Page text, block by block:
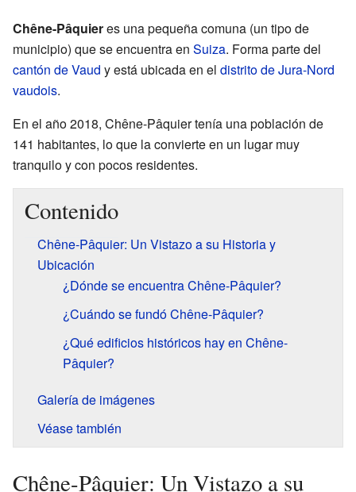
Chêne-Pâquieres una pequeña comuna (un tipo de
municipio) que se encuentra en Suiza. Forma parte del
cantón de Vaud y está ubicada en el distrito de Jura-Nord
vaudois.
En el año 2018, Chêne-Pâquier tenía una población de
141 habitantes, lo que la convierte en un lugar muy
tranquilo y con pocos residentes.
Contenido
Chêne-Pâquier: Un Vistazo a su Historia y
Ubicación
¿Dónde se encuentra Chêne-Pâquier?
¿Cuándo se fundó Chêne-Pâquier?
¿Qué edificios históricos hay en Chêne-
Pâquier?
Galería de imágenes
Véase también
Chêne-Pâquier: Un Vistazo a su